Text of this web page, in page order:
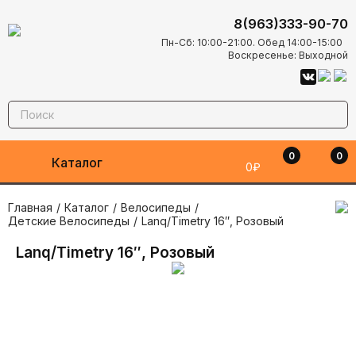
8(963)333-90-70
Пн-Сб: 10:00-21:00. Обед 14:00-15:00
Воскресенье: Выходной
Каталог 0₽
0 0
Главная / Каталог / Велосипеды /
Детские Велосипеды / Lanq/Timetry 16″, Розовый
Lanq/Timetry 16″, Розовый